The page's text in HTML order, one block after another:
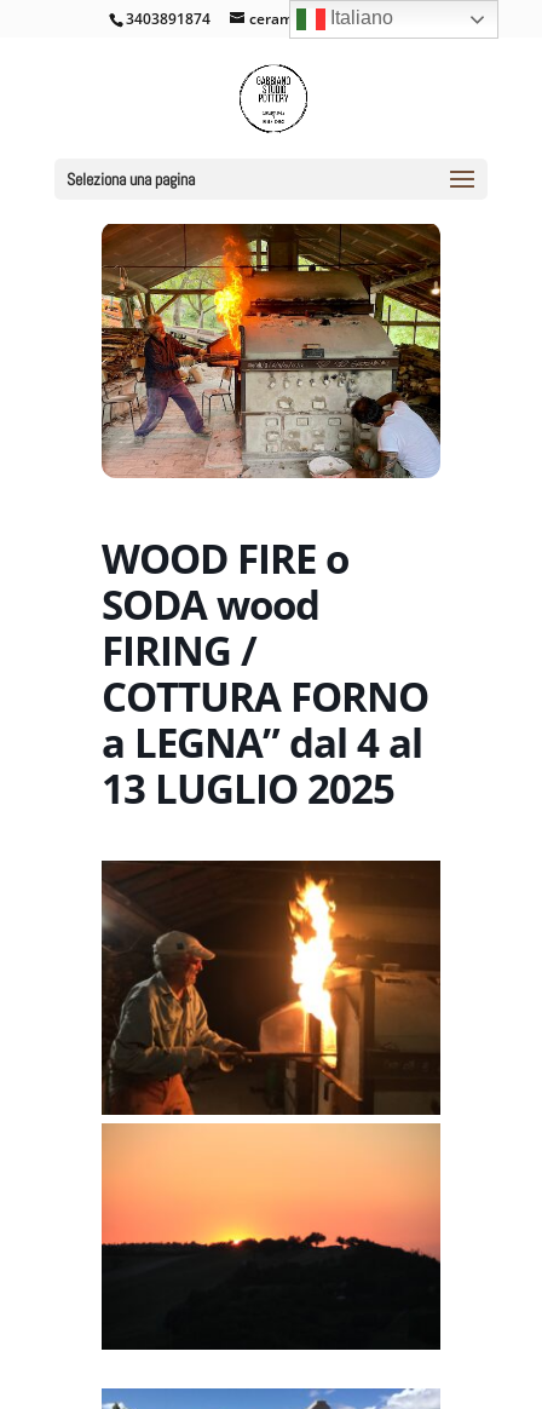
3403891874 ceramicacross@gmail.com
Seleziona una pagina
WOOD FIRE o
SODA wood
FIRING /
COTTURA FORNO
a LEGNA” dal 4 al
13 LUGLIO 2025
Italiano